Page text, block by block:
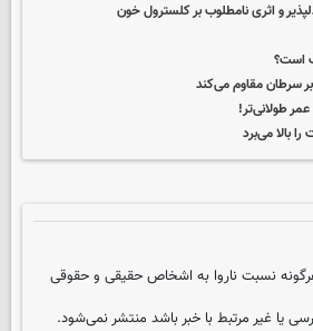
و اثری نامطلوب بر کلسترول خون
است؟
سرطان مقاوم‌ می‌کند
طولانی‌تر!
بالا می‌برد
نسبت ناروا به اشخاص حقیقی و حقوقی
یا غیر مرتبط با خبر باشد منتشر نمی‌شود.